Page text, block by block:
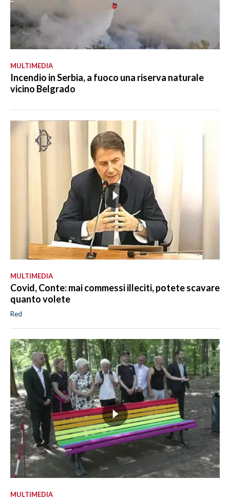
MULTIMEDIA
Incendio in Serbia, a fuoco una riserva naturale
vicino Belgrado
MULTIMEDIA
Covid, Conte: mai commessi illeciti, potete scavare
quanto volete
Red
MULTIMEDIA